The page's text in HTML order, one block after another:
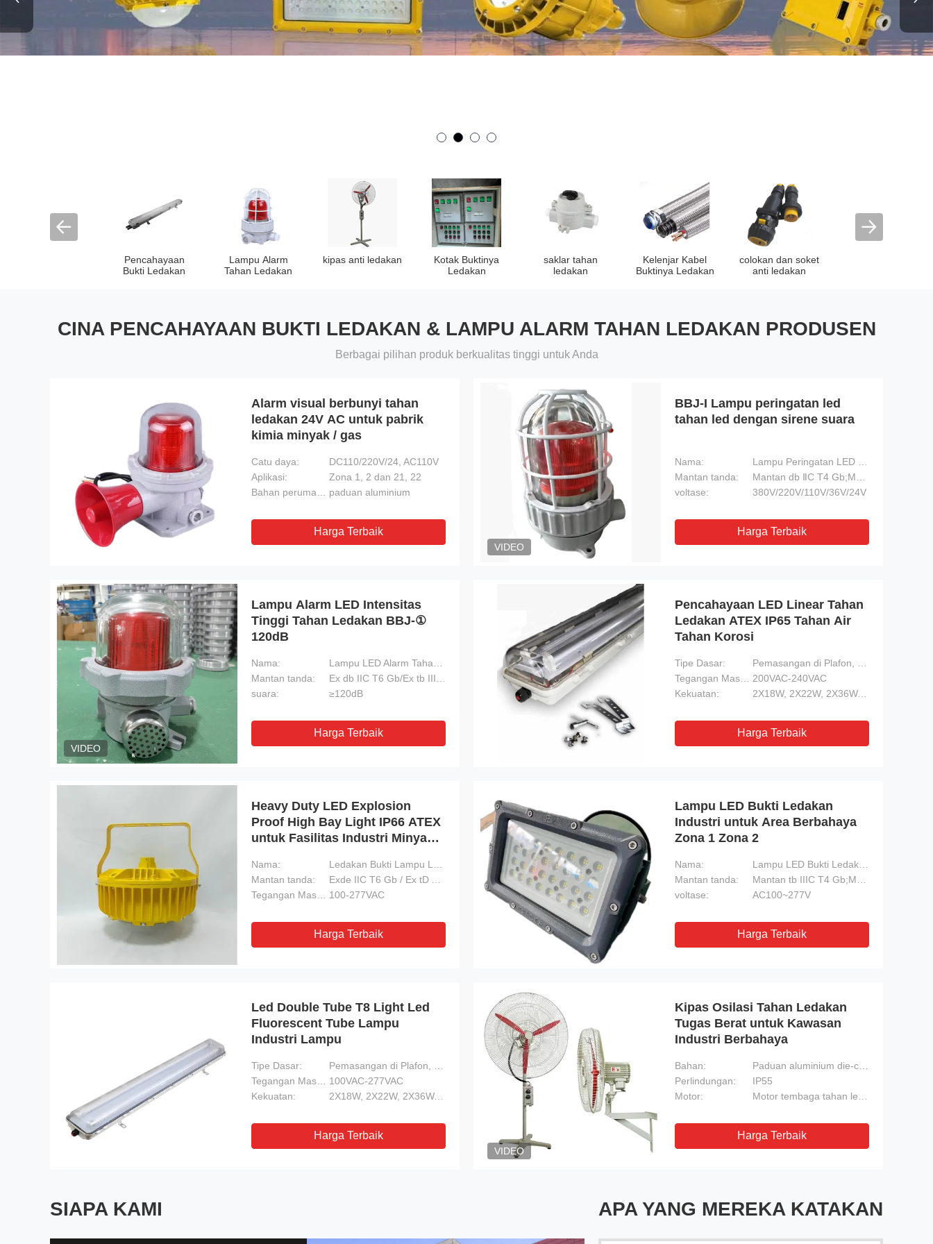
Pencahayaan
Bukti Ledakan
Lampu Alarm
Tahan Ledakan
kipas anti ledakan
Kotak Buktinya
Ledakan
saklar tahan
ledakan
Kelenjar Kabel
Buktinya Ledakan
colokan dan soket
anti ledakan
CINA PENCAHAYAAN BUKTI LEDAKAN & LAMPU ALARM TAHAN LEDAKAN PRODUSEN
Berbagai pilihan produk berkualitas tinggi untuk Anda
Alarm visual berbunyi tahan
ledakan 24V AC untuk pabrik
kimia minyak / gas
Catu daya:
DC110/220V/24, AC110V
Aplikasi:
Zona 1, 2 dan 21, 22
paduan aluminium
Harga Terbaik
VIDEO
BBJ-I Lampu peringatan led
tahan led dengan sirene suara
Nama:
Mantan tanda:
voltase:
380V/220V/110V/36V/24V
Harga Terbaik
VIDEO
Lampu Alarm LED Intensitas
Tinggi Tahan Ledakan BBJ-①
120dB
Nama:
Mantan tanda:
suara:
≥120dB
Harga Terbaik
Pencahayaan LED Linear Tahan
Ledakan ATEX IP65 Tahan Air
Tahan Korosi
Tipe Dasar:
200VAC-240VAC
Kekuatan:
2X18W, 2X22W, 2X36W, 2X40W
Harga Terbaik
Heavy Duty LED Explosion
Proof High Bay Light IP66 ATEX
untuk Fasilitas Industri Minyak
Nama:
Mantan tanda:
100-277VAC
Harga Terbaik
Lampu LED Bukti Ledakan
Industri untuk Area Berbahaya
Zona 1 Zona 2
Nama:
Mantan tanda:
voltase:
AC100~277V
Harga Terbaik
Led Double Tube T8 Light Led
Fluorescent Tube Lampu
Industri Lampu
Tipe Dasar:
100VAC-277VAC
Kekuatan:
2X18W, 2X22W, 2X36W, 2X40W
Harga Terbaik
VIDEO
Kipas Osilasi Tahan Ledakan
Tugas Berat untuk Kawasan
Industri Berbahaya
Bahan:
Perlindungan:
IP55
Motor:
Harga Terbaik
SIAPA KAMI APA YANG MEREKA KATAKAN